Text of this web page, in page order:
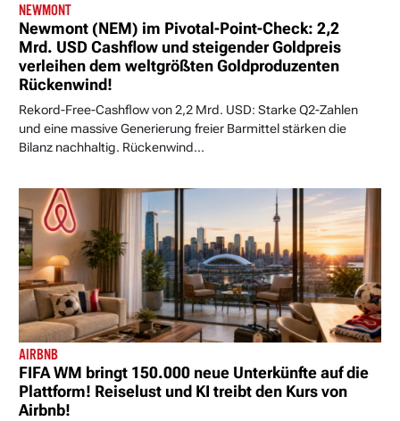
NEWMONT
Newmont (NEM) im Pivotal-Point-Check: 2,2
Mrd. USD Cashflow und steigender Goldpreis
verleihen dem weltgrößten Goldproduzenten
Rückenwind!
Rekord-Free-Cashflow von 2,2 Mrd. USD: Starke Q2-Zahlen
und eine massive Generierung freier Barmittel stärken die
Bilanz nachhaltig. Rückenwind...
AIRBNB
FIFA WM bringt 150.000 neue Unterkünfte auf die
Plattform! Reiselust und KI treibt den Kurs von
Airbnb!